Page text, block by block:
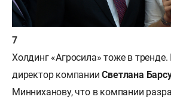
Холдинг «Агросила» тоже в
директор компанииСветлана
Минниханову, что в компании